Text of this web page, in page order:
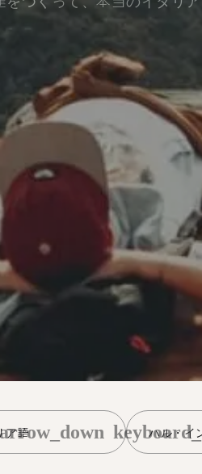
ア語 ハル・イ